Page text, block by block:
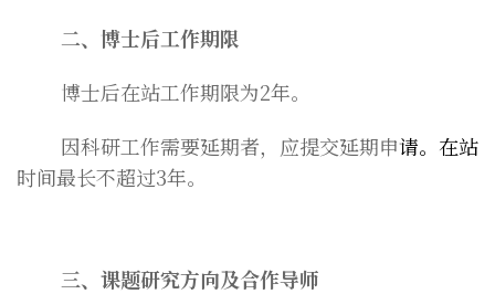
二、博士后工作期限
博士后在站工作期限为2年。
因科研工作需要延期者，应提交延期申请。在站
时间最长不超过3年。
三、课题研究方向及合作导师